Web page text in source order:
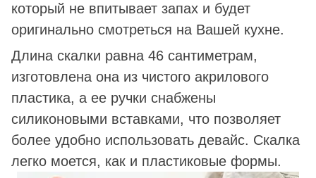
который не впитывает запах и будет
оригинально смотреться на Вашей кухне.
Длина скалки равна 46 сантиметрам,
изготовлена она из чистого акрилового
пластика, а ее ручки снабжены
силиконовыми вставками, что позволяет
более удобно использовать девайс. Скалка
легко моется, как и пластиковые формы.